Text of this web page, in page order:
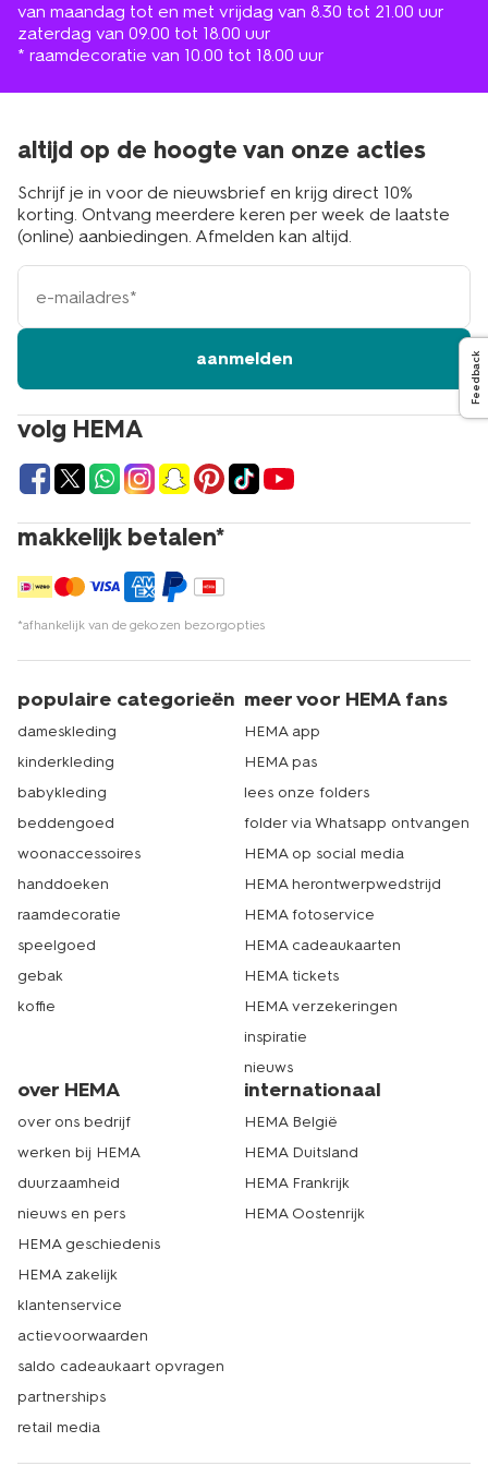
van maandag tot en met vrijdag van 8.30 tot 21.00 uur
zaterdag van 09.00 tot 18.00 uur
* raamdecoratie van 10.00 tot 18.00 uur
volg HEMA
makkelijk betalen*
*afhankelijk van de gekozen bezorgopties
altijd op de hoogte van onze acties
Schrijf je in voor de nieuwsbrief en krijg direct 10%
korting. Ontvang meerdere keren per week de laatste
(online) aanbiedingen. Afmelden kan altijd.
e-
mailadres
aanmelden
populaire categorieën
dameskleding
kinderkleding
babykleding
beddengoed
woonaccessoires
handdoeken
raamdecoratie
speelgoed
gebak
koffie
meer voor HEMA fans
HEMA app
HEMA pas
lees onze folders
folder via Whatsapp ontvangen
HEMA op social media
HEMA herontwerpwedstrijd
HEMA fotoservice
HEMA cadeaukaarten
HEMA tickets
HEMA verzekeringen
inspiratie
nieuws
over HEMA
over ons bedrijf
werken bij HEMA
duurzaamheid
nieuws en pers
HEMA geschiedenis
HEMA zakelijk
klantenservice
actievoorwaarden
saldo cadeaukaart opvragen
partnerships
retail media
internationaal
HEMA België
HEMA Duitsland
HEMA Frankrijk
HEMA Oostenrijk
Feedback